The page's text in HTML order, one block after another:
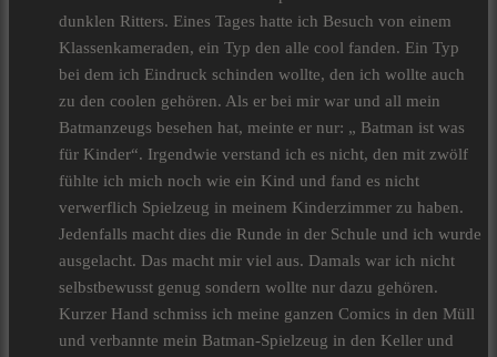
dunklen Ritters. Eines Tages hatte ich Besuch von einem
Klassenkameraden, ein Typ den alle cool fanden. Ein Typ
bei dem ich Eindruck schinden wollte, den ich wollte auch
zu den coolen gehören. Als er bei mir war und all mein
Batmanzeugs besehen hat, meinte er nur: „ Batman ist was
für Kinder“. Irgendwie verstand ich es nicht, den mit zwölf
fühlte ich mich noch wie ein Kind und fand es nicht
verwerflich Spielzeug in meinem Kinderzimmer zu haben.
Jedenfalls macht dies die Runde in der Schule und ich wurde
ausgelacht. Das macht mir viel aus. Damals war ich nicht
selbstbewusst genug sondern wollte nur dazu gehören.
Kurzer Hand schmiss ich meine ganzen Comics in den Müll
und verbannte mein Batman-Spielzeug in den Keller und